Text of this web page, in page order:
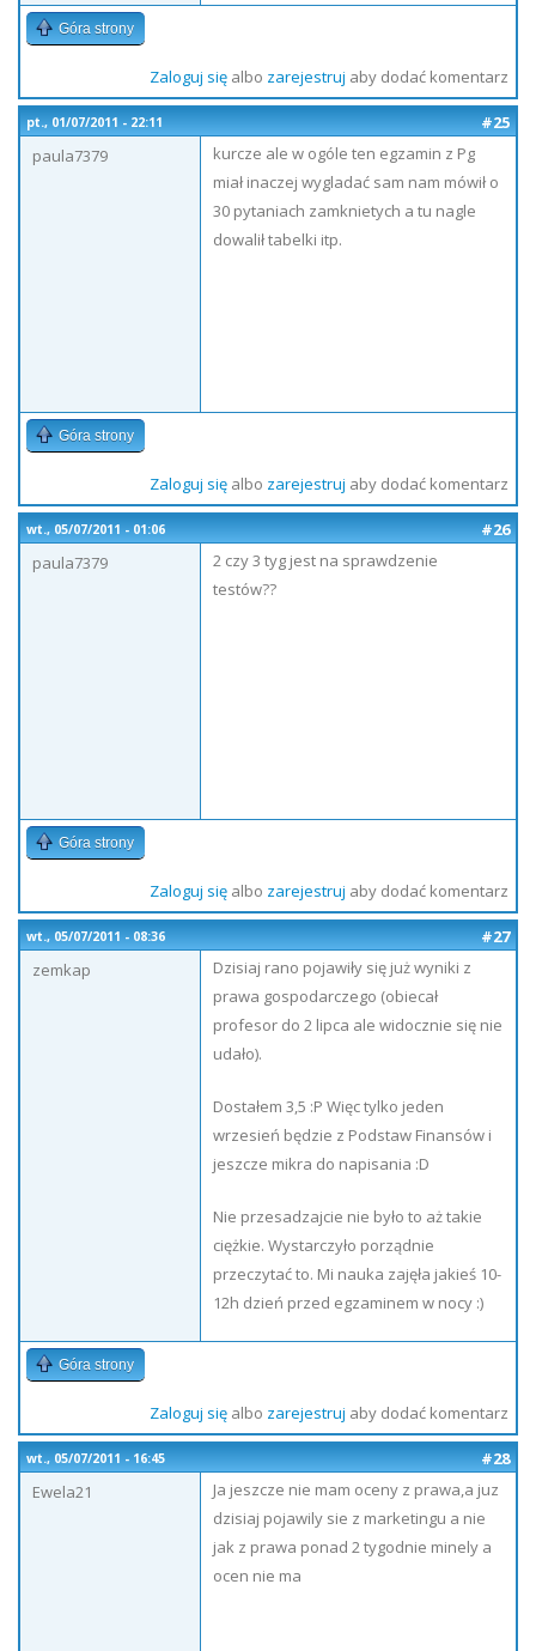
Góra strony
Zaloguj sięalbo zarejestruj aby dodać komentarz
pt., 01/07/2011 - 22:11
#25
paula7379
kurcze ale w ogóle ten egzamin z Pg
miał inaczej wygladać sam nam mówił o
30 pytaniach zamknietych a tu nagle
dowalił tabelki itp.
Góra strony
Zaloguj sięalbo zarejestruj aby dodać komentarz
wt., 05/07/2011 - 01:06
#26
paula7379
2 czy 3 tyg jest na sprawdzenie
testów??
Góra strony
Zaloguj sięalbo zarejestruj aby dodać komentarz
wt., 05/07/2011 - 08:36
#27
zemkap
Dzisiaj rano pojawiły się już wyniki z
prawa gospodarczego (obiecał
profesor do 2 lipca ale widocznie się nie
udało).
Dostałem 3,5 :P Więc tylko jeden
wrzesień będzie z Podstaw Finansów i
jeszcze mikra do napisania :D
Nie przesadzajcie nie było to aż takie
ciężkie. Wystarczyło porządnie
przeczytać to. Mi nauka zajęła jakieś 10-
12h dzień przed egzaminem w nocy :)
Góra strony
Zaloguj sięalbo zarejestruj aby dodać komentarz
wt., 05/07/2011 - 16:45
#28
Ewela21
Ja jeszcze nie mam oceny z prawa,a juz
dzisiaj pojawily sie z marketingu a nie
jak z prawa ponad 2 tygodnie minely a
ocen nie ma